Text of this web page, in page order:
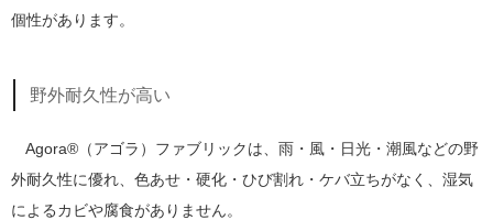
個性があります。
野外耐久性が高い
Agora®（アゴラ）ファブリックは、雨・風・日光・潮風などの野
外耐久性に優れ、色あせ・硬化・ひび割れ・ケバ立ちがなく、湿気
によるカビや腐食がありません。